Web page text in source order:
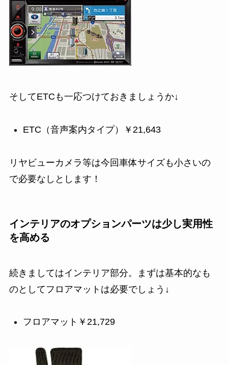
そしてETCも一応つけておきましょうか↓
ETC（音声案内タイプ）￥21,643
リヤビューカメラ等は今回車体サイズも小さいの
で必要なしとします！
インテリアのオプションパーツは少し実用性
を高める
続きましてはインテリア部分。まずは基本的なも
のとしてフロアマットは必要でしょう↓
フロアマット￥21,729